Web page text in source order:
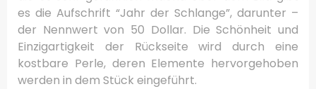
es die Aufschrift “Jahr der Schlange”, darunter –
der Nennwert von 50 Dollar. Die Schönheit und
Einzigartigkeit der Rückseite wird durch eine
kostbare Perle, deren Elemente hervorgehoben
werden in dem Stück eingeführt.